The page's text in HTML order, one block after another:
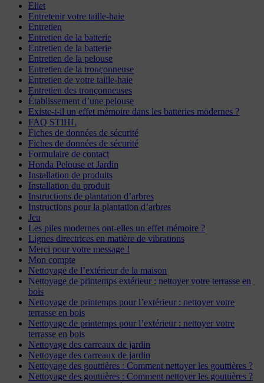
Eliet
Entretenir votre taille-haie
Entretien
Entretien de la batterie
Entretien de la batterie
Entretien de la pelouse
Entretien de la tronçonneuse
Entretien de votre taille-haie
Entretien des tronçonneuses
Établissement d’une pelouse
Existe-t-il un effet mémoire dans les batteries modernes ?
FAQ STIHL
Fiches de données de sécurité
Fiches de données de sécurité
Formulaire de contact
Honda Pelouse et Jardin
Installation de produits
Installation du produit
Instructions de plantation d’arbres
Instructions pour la plantation d’arbres
Jeu
Les piles modernes ont-elles un effet mémoire ?
Lignes directrices en matière de vibrations
Merci pour votre message !
Mon compte
Nettoyage de l’extérieur de la maison
Nettoyage de printemps extérieur : nettoyer votre terrasse en
bois
Nettoyage de printemps pour l’extérieur : nettoyer votre
terrasse en bois
Nettoyage de printemps pour l’extérieur : nettoyer votre
terrasse en bois
Nettoyage des carreaux de jardin
Nettoyage des carreaux de jardin
Nettoyage des gouttières : Comment nettoyer les gouttières ?
Nettoyage des gouttières : Comment nettoyer les gouttières ?